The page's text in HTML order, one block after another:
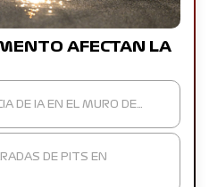
AFECTAN LA
DE IA EN EL MURO DE…
DE PITS EN